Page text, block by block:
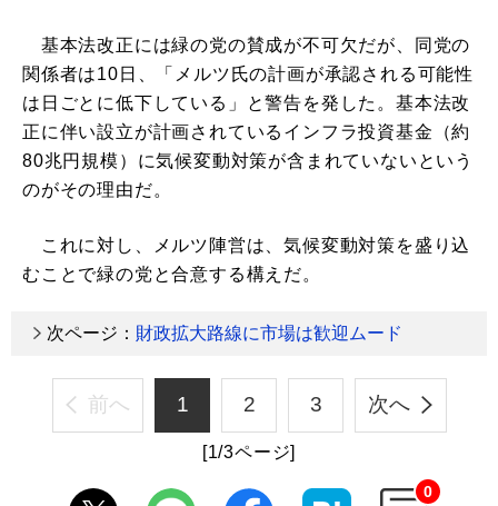
基本法改正には緑の党の賛成が不可欠だが、同党の
関係者は10日、「メルツ氏の計画が承認される可能性
は日ごとに低下している」と警告を発した。基本法改
正に伴い設立が計画されているインフラ投資基金（約
80兆円規模）に気候変動対策が含まれていないという
のがその理由だ。
これに対し、メルツ陣営は、気候変動対策を盛り込
むことで緑の党と合意する構えだ。
次ページ： 財政拡大路線に市場は歓迎ムード
前へ 1 2 3 次へ
[1/3ページ]
0